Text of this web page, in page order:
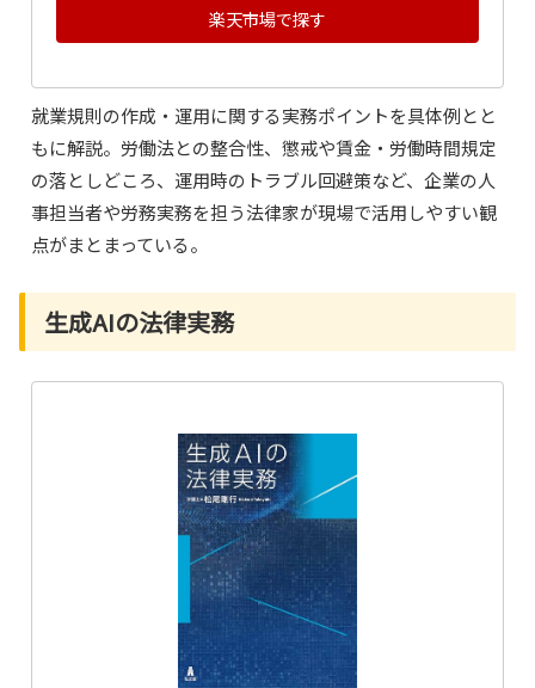
楽天市場で探す
就業規則の作成・運用に関する実務ポイントを具体例とと
もに解説。労働法との整合性、懲戒や賃金・労働時間規定
の落としどころ、運用時のトラブル回避策など、企業の人
事担当者や労務実務を担う法律家が現場で活用しやすい観
点がまとまっている。
生成AIの法律実務